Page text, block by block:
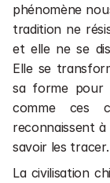
phénomène
tradition ne
et elle ne se
Elle se
sa forme pour
comme ces
reconnaissent
savoir les tracer.
La civilisation